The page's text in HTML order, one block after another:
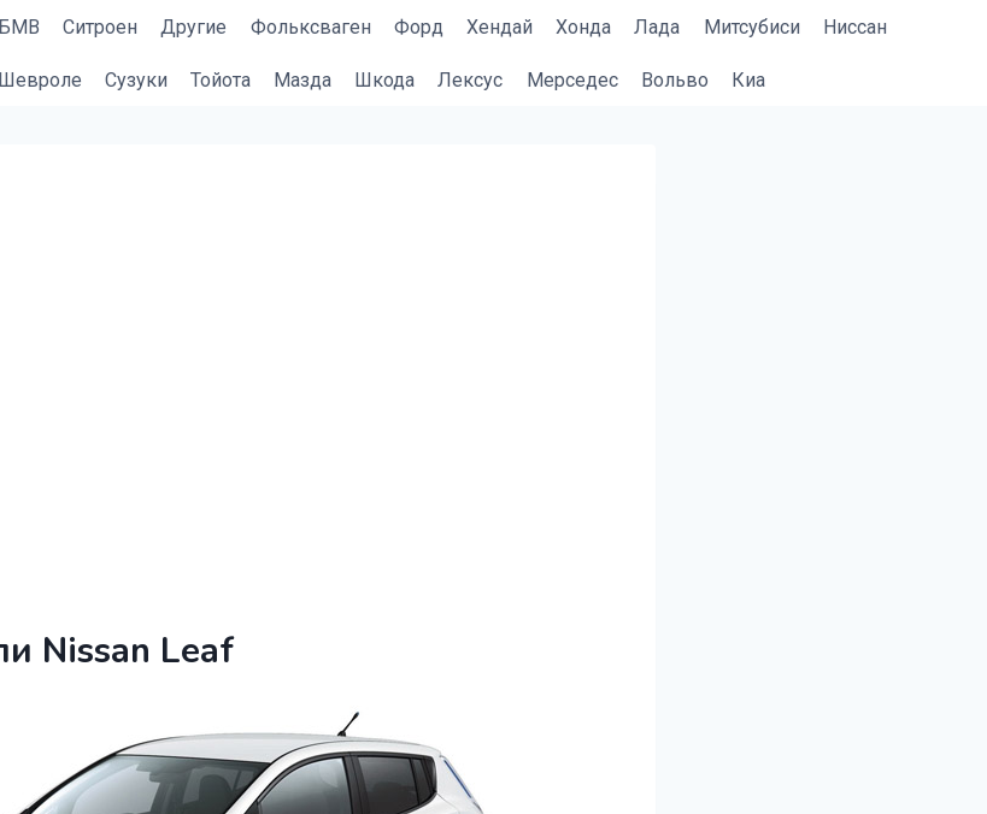
БМВ Cитроен Другие Фольксваген Форд Хендай Хонда Лада Митсубиси Ниссан
Шевроле Сузуки Тойота Мазда Шкода Лексус Мерседес Вольво Киа
Nissan Leaf